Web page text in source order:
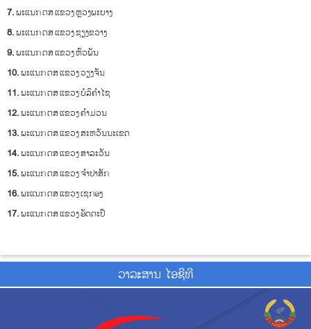
7.ພະແນກ ຕສ ແຂວງ ຫຼວງພະບາງ
8.ພະແນກ ຕສ ແຂວງ ຊຽງຂວາງ
9.ພະແນກ ຕສ ແຂວງ ຫົວພັນ
10.ພະແນກ ຕສ ແຂວງ ວຽງຈັນ
11.ພະແນກ ຕສ ແຂວງ ບໍລິຄໍາໄຊ
12.ພະແນກ ຕສ ແຂວງ ຄໍາມ່ວນ
13.ພະແນກ ຕສ ແຂວງ ສະຫວັນນະເຂດ
14.ພະແນກ ຕສ ແຂວງ ສາລະວັນ
15.ພະແນກ ຕສ ແຂວງ ຈໍາປາສັກ
16.ພະແນກ ຕສ ແຂວງ ເຊກອງ
17.ພະແນກ ຕສ ແຂວງ ອັດຕະປື
ວາ​ລະ​ສານ ໄອ​ຊີ​ທີ